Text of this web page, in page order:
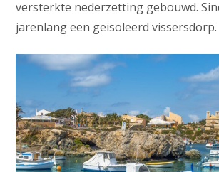
versterkte nederzetting gebouwd.
jarenlang een geïsoleerd vissersdorp.